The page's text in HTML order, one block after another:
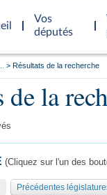
Vos
députés
Résultats de la recherche
de la
(Cliquez sur l'un des
Précédentes